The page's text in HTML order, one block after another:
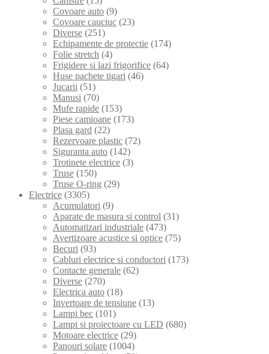
Covoare auto (9)
Covoare cauciuc (23)
Diverse (251)
Echipamente de protectie (174)
Folie stretch (4)
Frigidere si lazi frigorifice (64)
Huse pachete tigari (46)
Jucarii (51)
Manusi (70)
Mufe rapide (153)
Piese camioane (173)
Plasa gard (22)
Rezervoare plastic (72)
Siguranta auto (142)
Trotinete electrice (3)
Truse (150)
Truse O-ring (29)
Electrice (3305)
Acumulatori (9)
Aparate de masura si control (31)
Automatizari industriale (473)
Avertizoare acustice si optice (75)
Becuri (93)
Cabluri electrice si conductori (173)
Contacte generale (62)
Diverse (270)
Electrica auto (18)
Invertoare de tensiune (13)
Lampi bec (101)
Lampi si proiectoare cu LED (680)
Motoare electrice (29)
Panouri solare (1004)